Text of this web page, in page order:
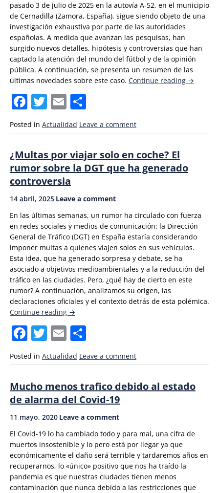
pasado 3 de julio de 2025 en la autovía A-52, en el municipio
de Cernadilla (Zamora, España), sigue siendo objeto de una
investigación exhaustiva por parte de las autoridades
españolas. A medida que avanzan las pesquisas, han
surgido nuevos detalles, hipótesis y controversias que han
captado la atención del mundo del fútbol y de la opinión
pública. A continuación, se presenta un resumen de las
últimas novedades sobre este caso. Continue reading «Últimas
del
Diogo
→
Facebook
Twitter
Email
Posted in Actualidad Leave a comment
¿Multas por viajar solo en coche? El
rumor sobre la DGT que ha generado
controversia
14 abril, 2025 Leave a comment
En las últimas semanas, un rumor ha circulado con fuerza
en redes sociales y medios de comunicación: la Dirección
General de Tráfico (DGT) en España estaría considerando
imponer multas a quienes viajen solos en sus vehículos.
Esta idea, que ha generado sorpresa y debate, se ha
asociado a objetivos medioambientales y a la reducción del
tráfico en las ciudades. Pero, ¿qué hay de cierto en este
rumor? A continuación, analizamos su origen, las
declaraciones oficiales y el contexto detrás de esta polémica.
Continue reading «¿Multas
viajar
solo
en
coche?
rumor
sobre
DGT
que
ha
generado
controversia»
→
Facebook
Twitter
Email
Posted in Actualidad Leave a comment
Mucho menos trafico debido al estado
de alarma del Covid-19
11 mayo, 2020 Leave a comment
El Covid-19 lo ha cambiado todo y para mal, una cifra de
muertos insostenible y lo pero está por llegar ya que
económicamente el daño será terrible y tardaremos años en
recuperarnos, lo «único» positivo que nos ha traído la
pandemia es que nuestras ciudades tienen menos
contaminación que nunca debido a las restricciones que